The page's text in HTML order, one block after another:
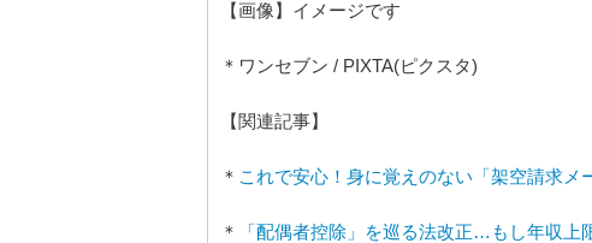
【画像】イメージです
＊ワンセブン / PIXTA(ピクスタ)
【関連記事】
＊ これで安心！身に覚えのない「架空請求メ
＊ 「配偶者控除」を巡る法改正…もし年収上